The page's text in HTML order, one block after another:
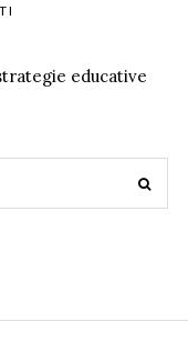
educative